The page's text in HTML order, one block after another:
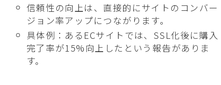
信頼性の向上は、直接的にサイトのコンバー
ジョン率アップにつながります。
具体例：あるECサイトでは、SSL化後に購入
完了率が15%向上したという報告がありま
す。